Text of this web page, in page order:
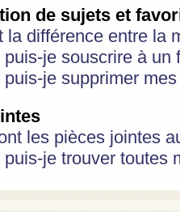
de sujets et
la différence entre la
puis-je souscrire à
puis-je supprimer
les pièces jointes
puis-je trouver toutes